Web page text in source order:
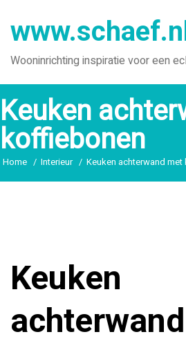
naar
inhoud
www.schaef.nl
Wooninrichting inspiratie voor een
Keuken
koffiebonen
Home Interieur Keuken achterwand
Keuken